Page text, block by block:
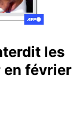
les
en février